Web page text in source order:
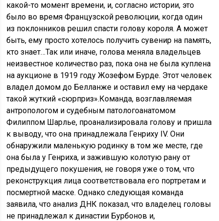
какой-то момент времени, и, согласно истории, это
было во время Французской революции, когда один
из поклонников решил спасти голову короля. А может
быть, ему просто хотелось получить сувенир на память,
кто знает…Так или иначе, голова меняла владельцев
неизвестное количество раз, пока она не была куплена
на аукционе в 1919 году Жозефом Бурде. Этот человек
владел домом до Белланже и оставил ему на чердаке
такой жуткий «сюрприз».Команда, возглавляемая
антропологом и судебным патологоанатомом
Филиппом Шарлье, проанализировала голову и пришла
к выводу, что она принадлежала Генриху IV. Они
обнаружили маленькую родинку в том же месте, где
она была у Генриха, и зажившую колотую рану от
предыдущего покушения, не говоря уже о том, что
реконструкция лица соответствовала его портретам и
посмертной маске. Однако следующая команда
заявила, что анализ ДНК показал, что владелец головы
не принадлежал к династии Бурбонов и,